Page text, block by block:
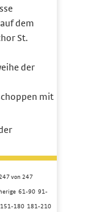
dem
St.
der
mit
von 247
61-90 91-
151-180 181-210